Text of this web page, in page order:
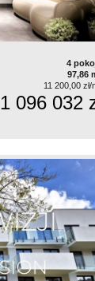
4
97,86
11 200,00 zł/
1 096 032